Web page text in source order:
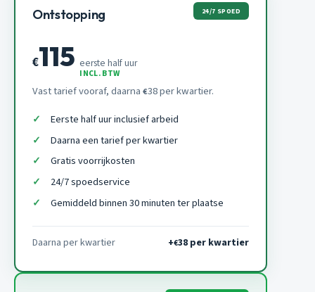
Ontstopping 24/7 SPOED
€115 eerste half uur
INCL. BTW
Vast tarief vooraf, daarna €38 per kwartier.
Eerste half uur inclusief arbeid
Daarna een tarief per kwartier
Gratis voorrijkosten
24/7 spoedservice
Gemiddeld binnen 30 minuten ter plaatse
Daarna per kwartier +€38 per kwartier